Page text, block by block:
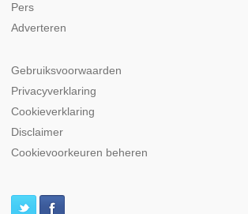
Pers
Adverteren
Gebruiksvoorwaarden
Privacyverklaring
Cookieverklaring
Disclaimer
Cookievoorkeuren beheren